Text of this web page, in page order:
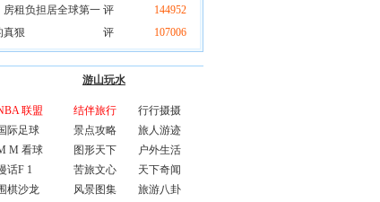
租负担居全球第一 评
144952
真狠
评 107006
联盟
际足球
M 看球
话F 1
棋沙龙
游山玩水
结伴旅行
行行摄摄
景点攻略
旅人游迹
图形天下
户外生活
苦旅文心
天下奇闻
风景图集
旅游八卦